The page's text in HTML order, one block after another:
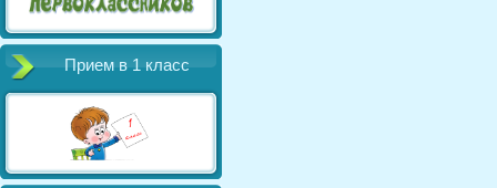
Прием в 1 класс